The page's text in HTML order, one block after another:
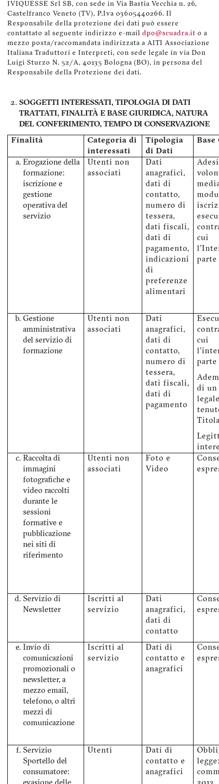
IVIQUESSE Srl SB, con sede in Via Bastia Vecchia n. 26,
Castelfranco Veneto (TV), P.Iva 03605440266. Il
Responsabile della protezione dei dati può essere
contattato al seguente indirizzo e-mail dpo@scuadra.it o a
mezzo posta/raccomandata indirizzata a AITI Associazione
Italiana Traduttori e Interpreti, con sede legale in via Don
Luigi Sturzo N. 52/A, 40135 Bologna (BO), in persona del
Responsabile della Protezione dei dati.
SOGGETTI INTERESSATI, TIPOLOGIA DI DATI
TRATTATI, FINALITÀ E BASE GIURIDICA, NATURA
DEL CONFERIMENTO, TEMPO DI CONSERVAZIONE
Finalità
Categoria di
interessati
Tipologia
di Dati
Erogazione della
formazione:
iscrizione e
gestione
operativa del
servizio
Utenti non
associati
Dati
anagrafici,
dati di
contatto,
numero di
tessera,
dati fiscali,
dati di
pagamento,
indicazioni
di
preferenze
alimentari
cui
parte
Gestione
amministrativa
del servizio di
formazione
Utenti non
associati
Dati
anagrafici,
dati di
contatto,
numero di
tessera,
dati fiscali,
dati di
pagamento
cui
parte
di un
Raccolta di
immagini
fotografiche e
video raccolti
durante le
sessioni
formative e
pubblicazione
nei siti di
riferimento
Utenti non
associati
Foto e
Video
Servizio di
Newsletter
Iscritti al
servizio
Dati
anagrafici,
dati di
contatto
Invio di
comunicazioni
promozionali o
newsletter, a
mezzo email,
telefono, o altri
mezzi di
comunicazione
Iscritti al
servizio
Dati di
contatto e
anagrafici
Servizio
Sportello del
consumatore:
Utenti
Dati di
contatto e
anagrafici